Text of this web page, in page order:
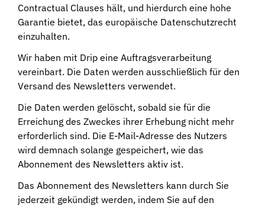
Contractual Clauses hält, und hierdurch eine hohe
Garantie bietet, das europäische Datenschutzrecht
einzuhalten.
Wir haben mit Drip eine Auftragsverarbeitung
vereinbart. Die Daten werden ausschließlich für den
Versand des Newsletters verwendet.
Die Daten werden gelöscht, sobald sie für die
Erreichung des Zweckes ihrer Erhebung nicht mehr
erforderlich sind. Die E-Mail-Adresse des Nutzers
wird demnach solange gespeichert, wie das
Abonnement des Newsletters aktiv ist.
Das Abonnement des Newsletters kann durch Sie
jederzeit gekündigt werden, indem Sie auf den